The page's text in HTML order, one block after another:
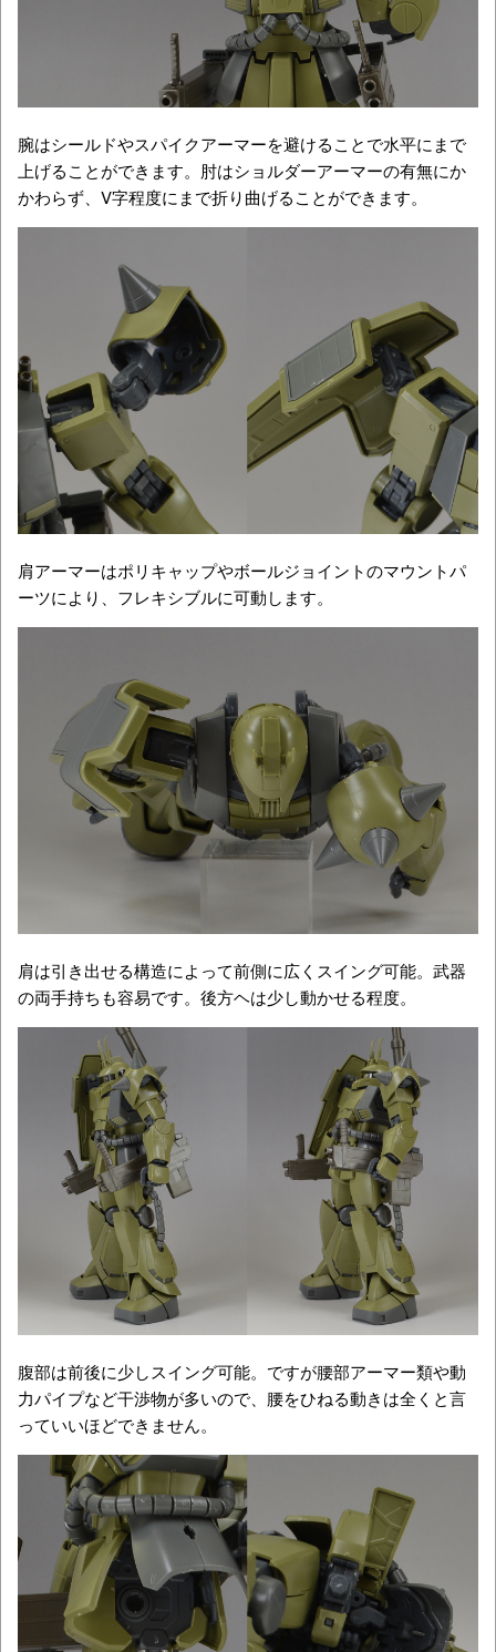
腕はシールドやスパイクアーマーを避けることで水平にまで
上げることができます。肘はショルダーアーマーの有無にか
かわらず、V字程度にまで折り曲げることができます。
肩アーマーはポリキャップやボールジョイントのマウントパ
ーツにより、フレキシブルに可動します。
肩は引き出せる構造によって前側に広くスイング可能。武器
の両手持ちも容易です。後方ヘは少し動かせる程度。
腹部は前後に少しスイング可能。ですが腰部アーマー類や動
力パイプなど干渉物が多いので、腰をひねる動きは全くと言
っていいほどできません。